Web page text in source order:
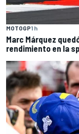
MOTOGP1 h
Marc Márquez
rendimiento en la